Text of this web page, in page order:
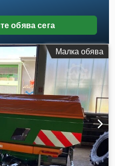
обява сега
Малка обява